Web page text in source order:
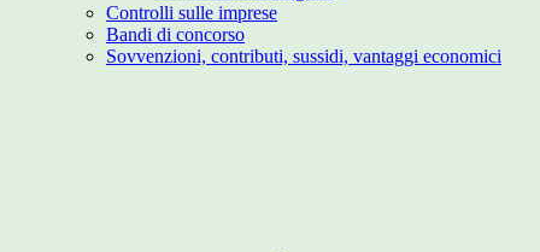
Controlli sulle imprese
Bandi di concorso
Sovvenzioni, contributi, sussidi, vantaggi economici